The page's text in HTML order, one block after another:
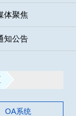
体聚焦
知公告
OA系统